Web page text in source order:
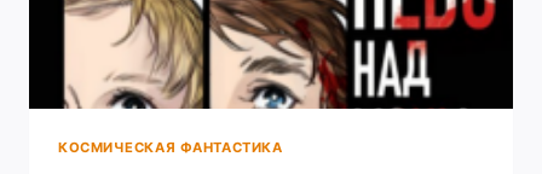
КОСМИЧЕСКАЯ ФАНТАСТИКА